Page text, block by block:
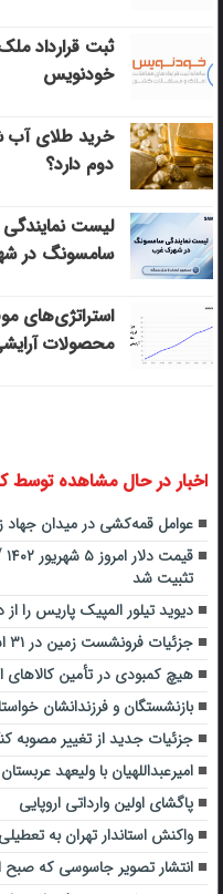
ثبت قرارداد
خودنویس
خرید طلای آب
دوم دارد؟
لیست
سامسونگ در
استراتژی‌های
محصولات
اخبار در حال مشاهده توسط
عوامل قمه‌کشی در میدان جهاد
تثبیت شد
دیوید تیلور المپیک پاریس را
جزئیات فرونشست زمین در ۳۱ استان کشور + نقشه
هیچ کمبودی در تأمین کالاهای
بازنشستگان و فرزندانشان
جزئیات جدید از تغییر مصوبه
امیرعبداللهیان با ولیعهد
پاگشای اولین وارداتی اروپایی
واکنش استاندار تهران به
انتشار تصویر جاسوسی که صبح